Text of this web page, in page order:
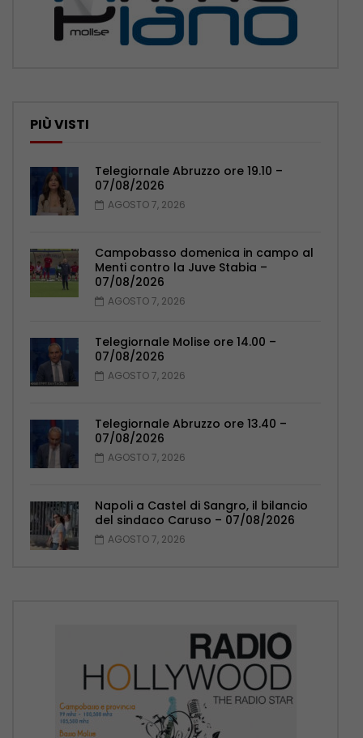
PIÙ VISTI
Telegiornale Abruzzo ore 19.10 –
07/08/2026
AGOSTO 7, 2026
Campobasso domenica in campo al
Menti contro la Juve Stabia –
07/08/2026
AGOSTO 7, 2026
Telegiornale Molise ore 14.00 –
07/08/2026
AGOSTO 7, 2026
Telegiornale Abruzzo ore 13.40 –
07/08/2026
AGOSTO 7, 2026
Napoli a Castel di Sangro, il bilancio
del sindaco Caruso – 07/08/2026
AGOSTO 7, 2026